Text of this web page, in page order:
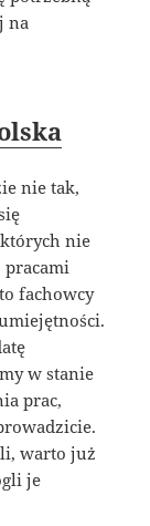
na
nie tak,
nie
pracami
fachowcy
w stanie
prac,
warto już
je